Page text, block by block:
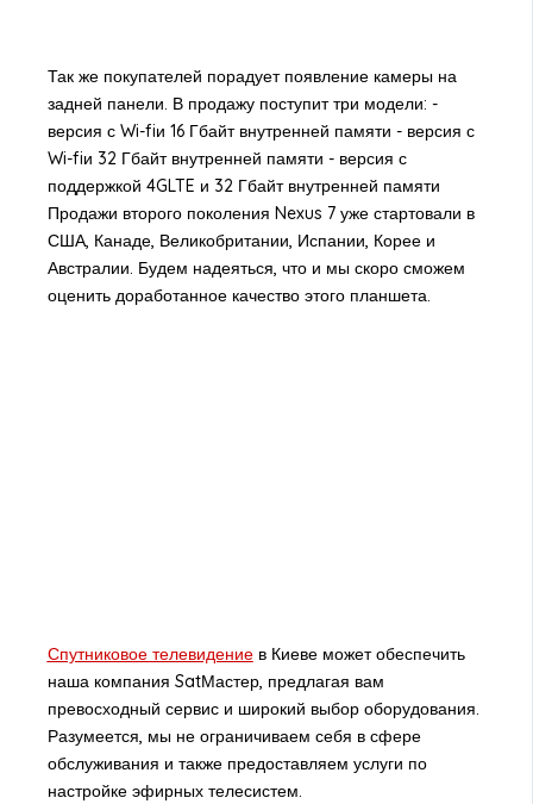
Так же покупателей порадует появление камеры на
задней панели. В продажу поступит три модели: -
версия с Wi-fiи 16 Гбайт внутренней памяти - версия с
Wi-fiи 32 Гбайт внутренней памяти - версия с
поддержкой 4GLTE и 32 Гбайт внутренней памяти
Продажи второго поколения Nexus 7 уже стартовали в
США, Канаде, Великобритании, Испании, Корее и
Австралии. Будем надеяться, что и мы скоро сможем
оценить доработанное качество этого планшета.
Спутниковое телевидениев Киеве может обеспечить
наша компания SatМастер, предлагая вам
превосходный сервис и широкий выбор оборудования.
Разумеется, мы не ограничиваем себя в сфере
обслуживания и также предоставляем услуги по
настройке эфирных телесистем.